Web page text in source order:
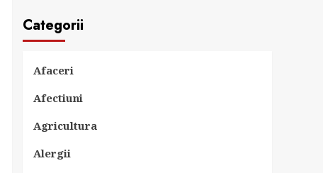
Categorii
Afaceri
Afectiuni
Agricultura
Alergii